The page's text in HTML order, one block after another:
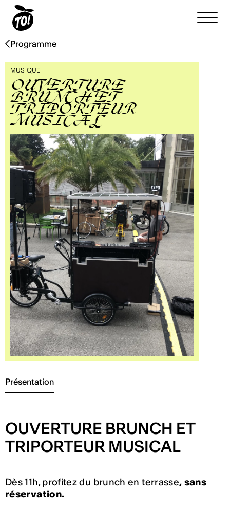
Programme
MUSIQUE
OUVERTURE
BRUNCH ET
TRIPORTEUR
MUSICAL
Présentation
OUVERTURE BRUNCH ET
TRIPORTEUR MUSICAL
Dès 11h, profitez du brunch en terrasse, sans
réservation.